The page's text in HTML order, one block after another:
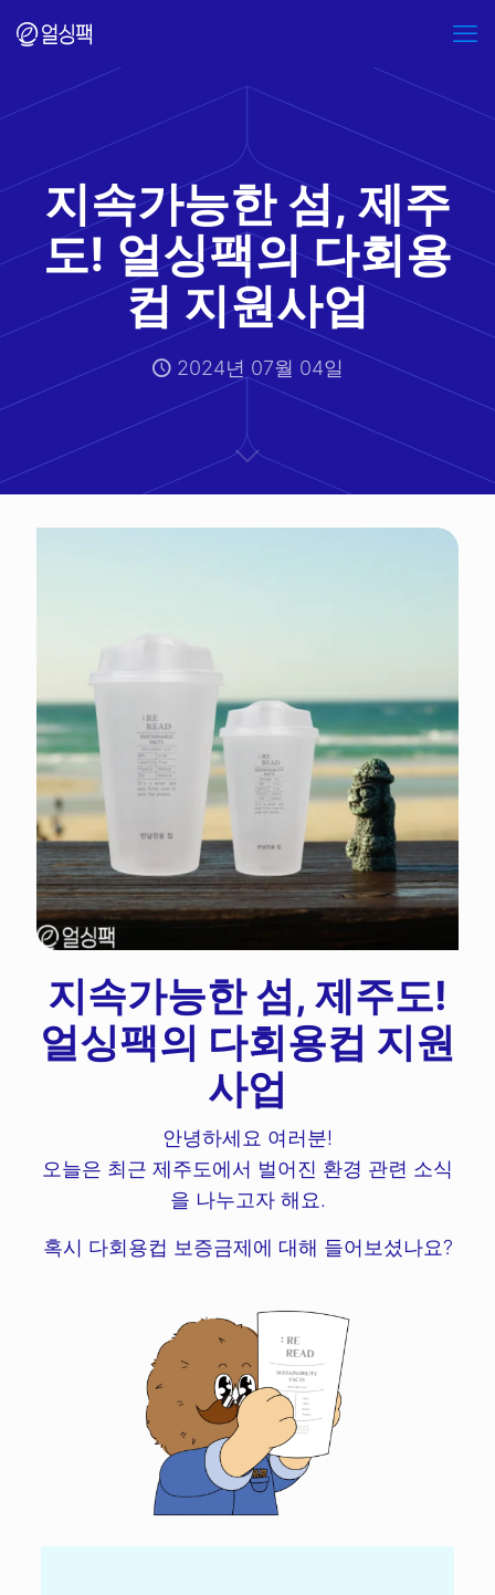
지속가능한 섬, 제주
도! 얼싱팩의 다회용
컵 지원사업
2024년 07월 04일
지속가능한 섬, 제주도!
얼싱팩의 다회용컵 지원
사업
안녕하세요 여러분!
오늘은 최근 제주도에서 벌어진 환경 관련 소식
을 나누고자 해요.
혹시 다회용컵 보증금제에 대해 들어보셨나요?